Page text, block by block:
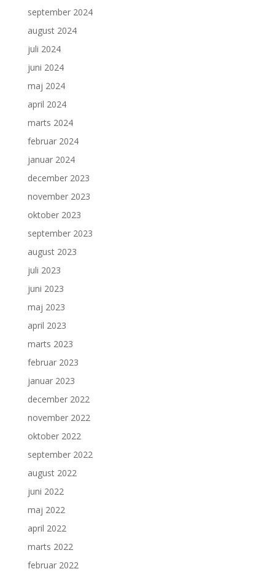
september 2024
august 2024
juli 2024
juni 2024
maj 2024
april 2024
marts 2024
februar 2024
januar 2024
december 2023
november 2023
oktober 2023
september 2023
august 2023
juli 2023
juni 2023
maj 2023
april 2023
marts 2023
februar 2023
januar 2023
december 2022
november 2022
oktober 2022
september 2022
august 2022
juni 2022
maj 2022
april 2022
marts 2022
februar 2022